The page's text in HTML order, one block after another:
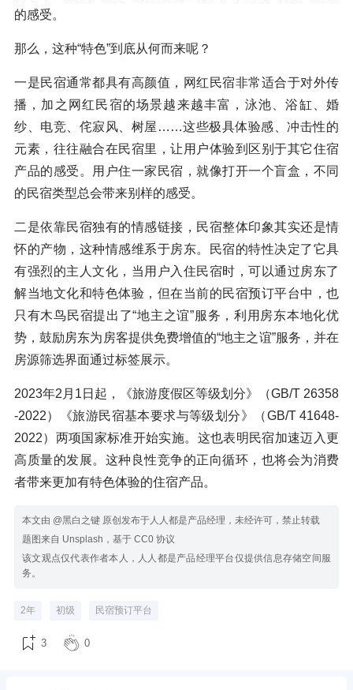
的感受。
那么，这种“特色”到底从何而来呢？
一是民宿通常都具有高颜值，网红民宿非常适合于对外传
播，加之网红民宿的场景越来越丰富，泳池、浴缸、婚
纱、电竞、侘寂风、树屋……这些极具体验感、冲击性的
元素，往往融合在民宿里，让用户体验到区别于其它住宿
产品的感受。用户住一家民宿，就像打开一个盲盒，不同
的民宿类型总会带来别样的感受。
二是依靠民宿独有的情感链接，民宿整体印象其实还是情
怀的产物，这种情感维系于房东。民宿的特性决定了它具
有强烈的主人文化，当用户入住民宿时，可以通过房东了
解当地文化和特色体验，但在当前的民宿预订平台中，也
只有木鸟民宿提出了“地主之谊”服务，利用房东本地化优
势，鼓励房东为房客提供免费增值的“地主之谊”服务，并在
房源筛选界面通过标签展示。
2023年2月1日起，《旅游度假区等级划分》（GB/T 26358
-2022）《旅游民宿基本要求与等级划分》（GB/T 41648-
2022）两项国家标准开始实施。这也表明民宿加速迈入更
高质量的发展。这种良性竞争的正向循环，也将会为消费
者带来更加有特色体验的住宿产品。
本文由 @黑白之键 原创发布于人人都是产品经理，未经许可，禁止转载
题图来自 Unsplash，基于 CC0 协议
该文观点仅代表作者本人，人人都是产品经理平台仅提供信息存储空间服
务。
2年 初级 民宿预订平台
3 0